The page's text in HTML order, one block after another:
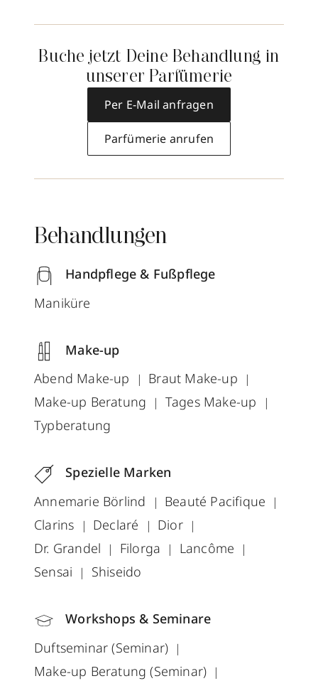
Buche jetzt Deine Behandlung in
unserer Parfümerie
Per E-Mail anfragen
Parfümerie anrufen
Behandlungen
Handpflege & Fußpflege
Maniküre
Make-up
Abend Make-up
Braut Make-up
Make-up Beratung
Tages Make-up
Typberatung
Spezielle Marken
Annemarie Börlind
Beauté Pacifique
Clarins
Declaré
Dior
Dr. Grandel
Filorga
Lancôme
Sensai
Shiseido
Workshops & Seminare
Duftseminar (Seminar)
Make-up Beratung (Seminar)